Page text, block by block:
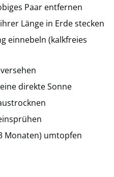
Paar entfernen
Länge in Erde stecken
einnebeln (kalkfreies
direkte Sonne
Monaten) umtopfen